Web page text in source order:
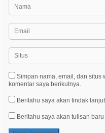
Simpan nama, email, dan situs
komentar saya berikutnya.
Beritahu saya akan tindak
Beritahu saya akan tulisan baru